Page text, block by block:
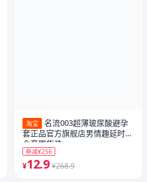
淘宝
名流003超薄玻尿酸避孕
套正品官方旗舰店男情趣延时安
全套囤货装
券减¥256
¥12.9 ¥268.9